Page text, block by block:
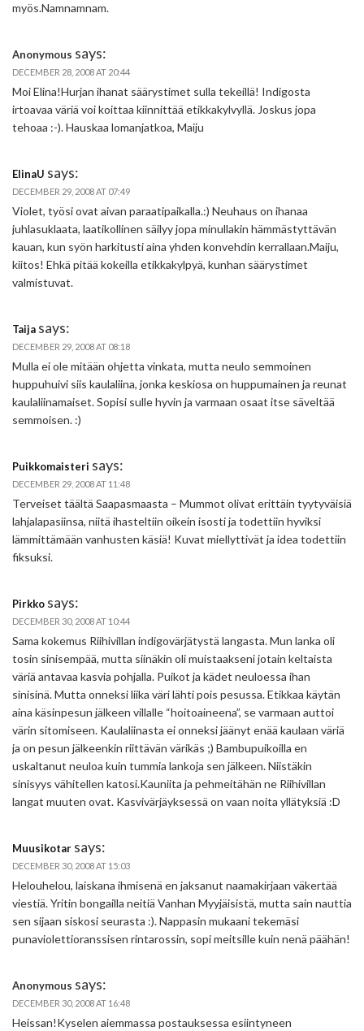
myös.Namnamnam.
Anonymous says:
DECEMBER 28, 2008 AT 20:44
Moi Elina!Hurjan ihanat säärystimet sulla tekeillä! Indigosta
irtoavaa väriä voi koittaa kiinnittää etikkakylvyllä. Joskus jopa
tehoaa :-). Hauskaa lomanjatkoa, Maiju
ElinaU says:
DECEMBER 29, 2008 AT 07:49
Violet, työsi ovat aivan paraatipaikalla.:) Neuhaus on ihanaa
juhlasuklaata, laatikollinen säilyy jopa minullakin hämmästyttävän
kauan, kun syön harkitusti aina yhden konvehdin kerrallaan.Maiju,
kiitos! Ehkä pitää kokeilla etikkakylpyä, kunhan säärystimet
valmistuvat.
Taija says:
DECEMBER 29, 2008 AT 08:18
Mulla ei ole mitään ohjetta vinkata, mutta neulo semmoinen
huppuhuivi siis kaulaliina, jonka keskiosa on huppumainen ja reunat
kaulaliinamaiset. Sopisi sulle hyvin ja varmaan osaat itse säveltää
semmoisen. :)
Puikkomaisteri says:
DECEMBER 29, 2008 AT 11:48
Terveiset täältä Saapasmaasta – Mummot olivat erittäin tyytyväisiä
lahjalapasiinsa, niitä ihasteltiin oikein isosti ja todettiin hyviksi
lämmittämään vanhusten käsiä! Kuvat miellyttivät ja idea todettiin
fiksuksi.
Pirkko says:
DECEMBER 30, 2008 AT 10:44
Sama kokemus Riihivillan indigovärjätystä langasta. Mun lanka oli
tosin sinisempää, mutta siinäkin oli muistaakseni jotain keltaista
väriä antavaa kasvia pohjalla. Puikot ja kädet neuloessa ihan
sinisinä. Mutta onneksi liika väri lähti pois pesussa. Etikkaa käytän
aina käsinpesun jälkeen villalle “hoitoaineena”, se varmaan auttoi
värin sitomiseen. Kaulaliinasta ei onneksi jäänyt enää kaulaan väriä
ja on pesun jälkeenkin riittävän värikäs ;) Bambupuikoilla en
uskaltanut neuloa kuin tummia lankoja sen jälkeen. Niistäkin
sinisyys vähitellen katosi.Kauniita ja pehmeitähän ne Riihivillan
langat muuten ovat. Kasvivärjäyksessä on vaan noita yllätyksiä :D
Muusikotar says:
DECEMBER 30, 2008 AT 15:03
Helouhelou, laiskana ihmisenä en jaksanut naamakirjaan väkertää
viestiä. Yritin bongailla neitiä Vanhan Myyjäisistä, mutta sain nauttia
sen sijaan siskosi seurasta :). Nappasin mukaani tekemäsi
punaviolettioranssisen rintarossin, sopi meitsille kuin nenä päähän!
Anonymous says:
DECEMBER 30, 2008 AT 16:48
Heissan!Kyselen aiemmassa postauksessa esiintyneen